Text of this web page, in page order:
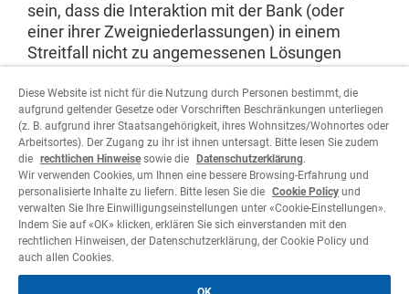
sein, dass die Interaktion mit der Bank (oder
einer ihrer Zweigniederlassungen) in einem
Streitfall nicht zu angemessenen Lösungen
reklamieren. Reklamationen sind auf dem
normalen Postweg oder per E-Mail an die
Beschwerdestelle der Bank zu senden.
Postanschrift: Via Canova 16, 6900 Lugano – E-
Mail:reclami@corner.ch.
Diese Website ist nicht für die Nutzung durch Personen bestimmt, die
aufgrund geltender Gesetze oder Vorschriften Beschränkungen unterliegen
(z. B. aufgrund ihrer Staatsangehörigkeit, ihres Wohnsitzes/Wohnortes oder
Arbeitsortes). Der Zugang zu ihr ist ihnen untersagt. Bitte lesen Sie zudem
die rechtlichen Hinweisesowie die Datenschutzerklärung.
Wir verwenden Cookies, um Ihnen eine bessere Browsing-Erfahrung und
personalisierte Inhalte zu liefern. Bitte lesen Sie die Cookie Policy und
verwalten Sie Ihre Einwilligungseinstellungen unter «Cookie-Einstellungen».
Indem Sie auf «OK» klicken, erklären Sie sich einverstanden mit den
rechtlichen Hinweisen, der Datenschutzerklärung, der Cookie Policy und
auch allen Cookies.